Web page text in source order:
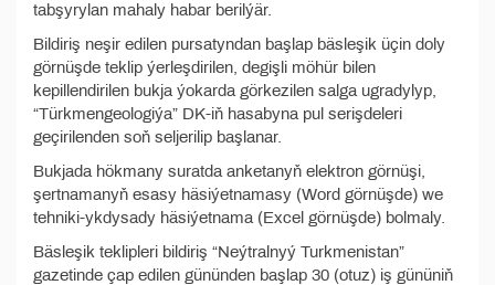
tabşyrylan mahaly habar berilýär.
Bildiriş neşir edilen pursatyndan başlap bäsleşik üçin doly
görnüşde teklip ýerleşdirilen, degişli möhür bilen
kepillendirilen bukja ýokarda görkezilen salga ugradylyp,
“Türkmengeologiýa” DK-iň hasabyna pul serişdeleri
geçirilenden soň seljerilip başlanar.
Bukjada hökmany suratda anketanyň elektron görnüşi,
şertnamanyň esasy häsiýetnamasy (Word görnüşde) we
tehniki-ykdysady häsiýetnama (Excel görnüşde) bolmaly.
Bäsleşik teklipleri bildiriş “Neýtralnyý Turkmenistan”
gazetinde çap edilen gününden başlap 30 (otuz) iş gününiň